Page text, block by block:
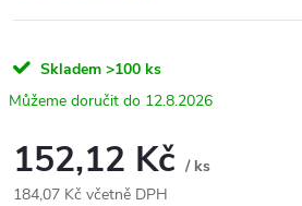
Skladem >100 ks
12.8.2026
152,12 Kč / ks
184,07 Kč včetně DPH